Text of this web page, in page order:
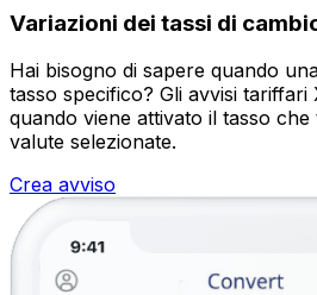
Variazioni dei tassi di
Hai bisogno di sapere quando
tasso specifico? Gli avvisi
quando viene attivato il tasso
valute selezionate.
Crea avviso